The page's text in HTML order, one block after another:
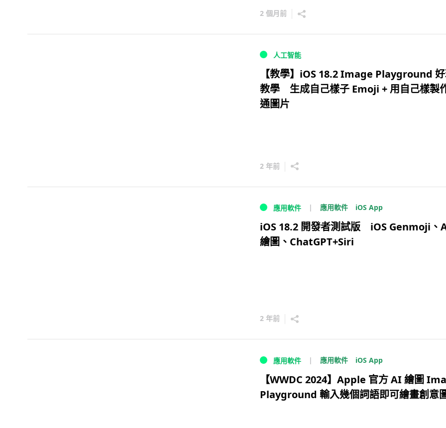
2 個月前
人工智能
【教學】iOS 18.2 Image Playground
教學 生成自己樣子 Emoji + 用自己樣製
通圖片
2 年前
應用軟件 應用軟件 iOS App
iOS 18.2 開發者測試版 iOS Genmoji、
繪圖、ChatGPT+Siri
2 年前
應用軟件 應用軟件 iOS App
【WWDC 2024】Apple 官方 AI 繪圖
Playground 輸入幾個詞語即可繪畫創意